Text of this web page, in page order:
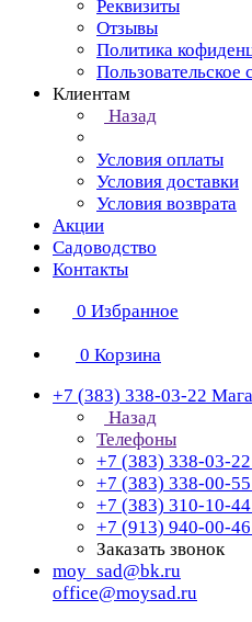
Реквизиты
Отзывы
Политика
Пользовательское
Клиентам
Назад
Условия оплаты
Условия доставки
Условия возврата
Акции
Садоводство
Контакты
0 Избранное
0 Корзина
+7 (383) 338-03-22
Назад
Телефоны
+7 (383) 338-03-22
+7 (383) 338-00-55
+7 (383) 310-10-44
+7 (913) 940-00-46
Заказать звонок
moy_sad@bk.ru
office@moysad.ru